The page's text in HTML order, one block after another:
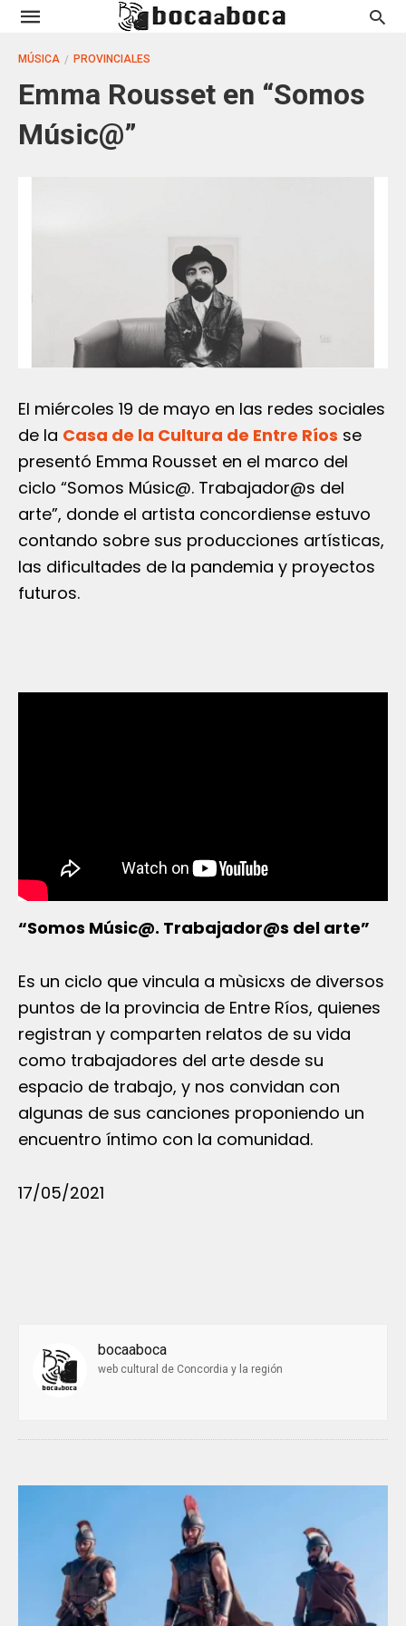
MÚSICA PROVINCIALES
Emma Rousset en “Somos
Músic@”
El miércoles 19 de mayo en las redes sociales
de la Casa de la Cultura de Entre Ríos se
presentó Emma Rousset en el marco del
ciclo “Somos Músic@. Trabajador@s del
arte”, donde el artista concordiense estuvo
contando sobre sus producciones artísticas,
las dificultades de la pandemia y proyectos
futuros.
“Somos Músic@. Trabajador@s del arte”
Es un ciclo que vincula a mùsicxs de diversos
puntos de la provincia de Entre Ríos, quienes
registran y comparten relatos de su vida
como trabajadores del arte desde su
espacio de trabajo, y nos convidan con
algunas de sus canciones proponiendo un
encuentro íntimo con la comunidad.
17/05/2021
bocaaboca
web cultural de Concordia y la región